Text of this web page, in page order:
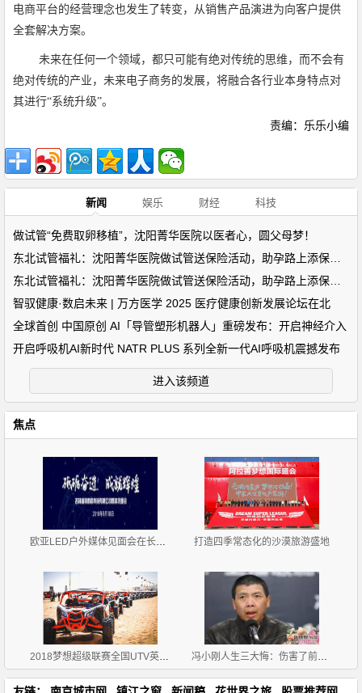
电商平台的经营理念也发生了转变，从销售产品演进为向客户提供
全套解决方案。
未来在任何一个领域，都只可能有绝对传统的思维，而不会有
绝对传统的产业，未来电子商务的发展，将融合各行业本身特点对
其进行“系统升级”。
责编：乐乐小编
新闻 娱乐 财经 科技
做试管“免费取卵移植”，沈阳菁华医院以医者心，圆父母梦！
智驭健康·数启未来 | 万方医学 2025 医疗健康创新发展论坛在北
全球首创 中国原创 AI「导管塑形机器人」重磅发布：开启神经介入
开启呼吸机AI新时代 NATR PLUS 系列全新一代AI呼吸机震撼发布
进入该频道
焦点
欧亚LED户外媒体见面会在长春召开 打造四季常态化的沙漠旅游盛地
2018梦想超级联赛全国UTV英雄会圆满闭幕 冯小刚人生三大悔：伤害了前妻 不能和徐帆生育(1)